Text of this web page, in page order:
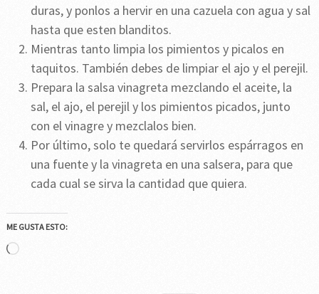
duras, y ponlos a hervir en una cazuela con agua y sal
hasta que esten blanditos.
Mientras tanto limpia los pimientos y picalos en
taquitos. También debes de limpiar el ajo y el perejil.
Prepara la salsa vinagreta mezclando el aceite, la
sal, el ajo, el perejil y los pimientos picados, junto
con el vinagre y mezclalos bien.
Por último, solo te quedará servirlos espárragos en
una fuente y la vinagreta en una salsera, para que
cada cual se sirva la cantidad que quiera.
ME GUSTA ESTO:
Cargando...